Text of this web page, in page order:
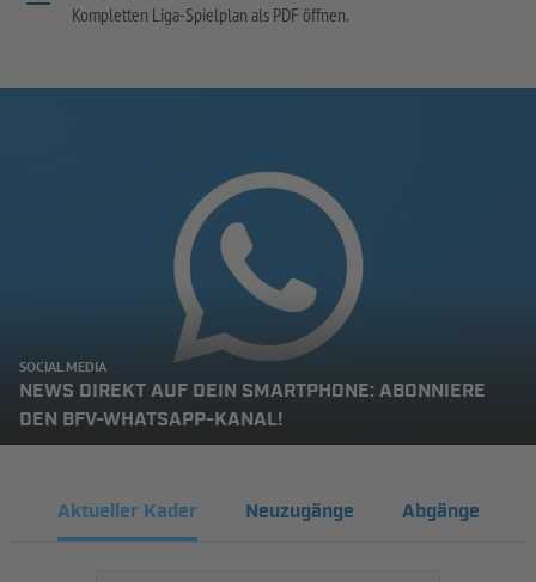
Kompletten Liga-Spielplan als PDF öffnen.
SOCIAL MEDIA
NEWS DIREKT AUF DEIN SMARTPHONE: ABONNIERE
DEN BFV-WHATSAPP-KANAL!
Aktueller Kader Neuzugänge Abgänge